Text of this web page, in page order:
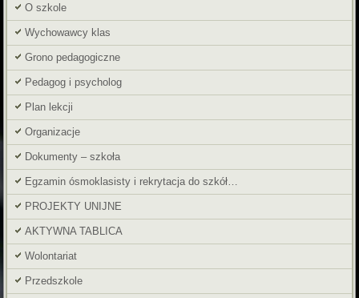
O szkole
Wychowawcy klas
Grono pedagogiczne
Pedagog i psycholog
Plan lekcji
Organizacje
Dokumenty – szkoła
Egzamin ósmoklasisty i rekrytacja do szkół…
PROJEKTY UNIJNE
AKTYWNA TABLICA
Wolontariat
Przedszkole